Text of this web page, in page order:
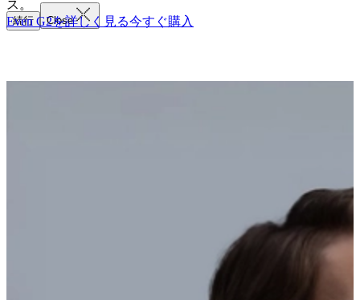
続行 Close
ス。
Even G2を詳しく見る今すぐ購入